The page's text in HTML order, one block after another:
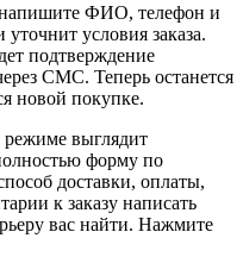
напишите ФИО, телефон и
условия заказа.
подтверждение
СМС. Теперь останется
новой покупке.
режиме выглядит
форму по
доставки, оплаты,
к заказу написать
вас найти. Нажмите